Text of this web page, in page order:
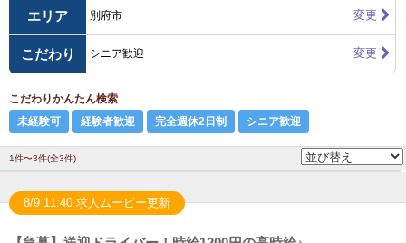
エリア 別府市 変更
こだわり シニア歓迎 変更
こだわりかんたん検索
未経験可
経験者歓迎 完全週休2日制 シニア歓迎
1件〜3件(全3件)
8/9 11:40 求人ムービー更新